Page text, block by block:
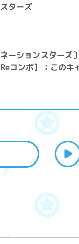
ターズ
ーションスターズ〕
コンボ】：このキ